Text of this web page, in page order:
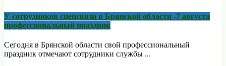
У сотрудников спецсвязи в Брянской области -7 августа
профессиональный праздник
Сегодня в Брянской области свой профессиональный
праздник отмечают сотрудники службы ...